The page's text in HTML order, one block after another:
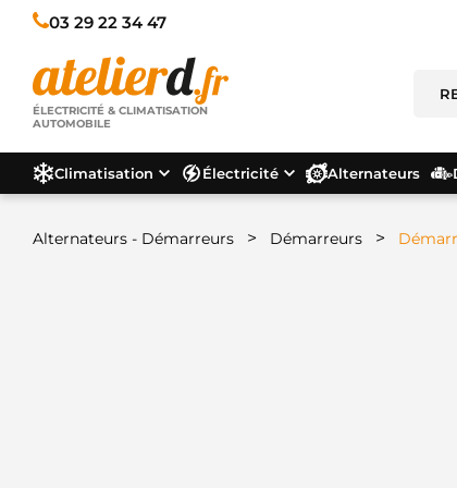
03 29 22 34 47
ÉLECTRICITÉ & CLIMATISATION
AUTOMOBILE
Climatisation Électricité Alternateurs
Alternateurs - Démarreurs > Démarreurs >